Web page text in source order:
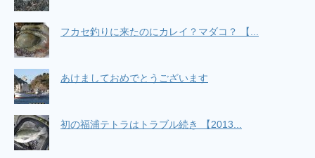
フカセ釣りに来たのにカレイ？マダコ？ 【...
あけましておめでとうございます
初の福浦テトラはトラブル続き 【2013...